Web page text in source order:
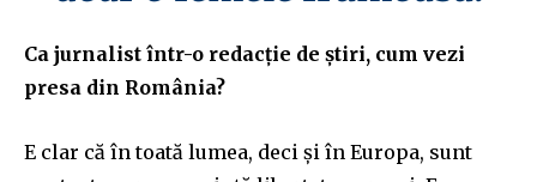
Ca jurnalist într-o redacție de știri, cum vezi
presa din România?
E clar că în toată lumea, deci și în Europa, sunt